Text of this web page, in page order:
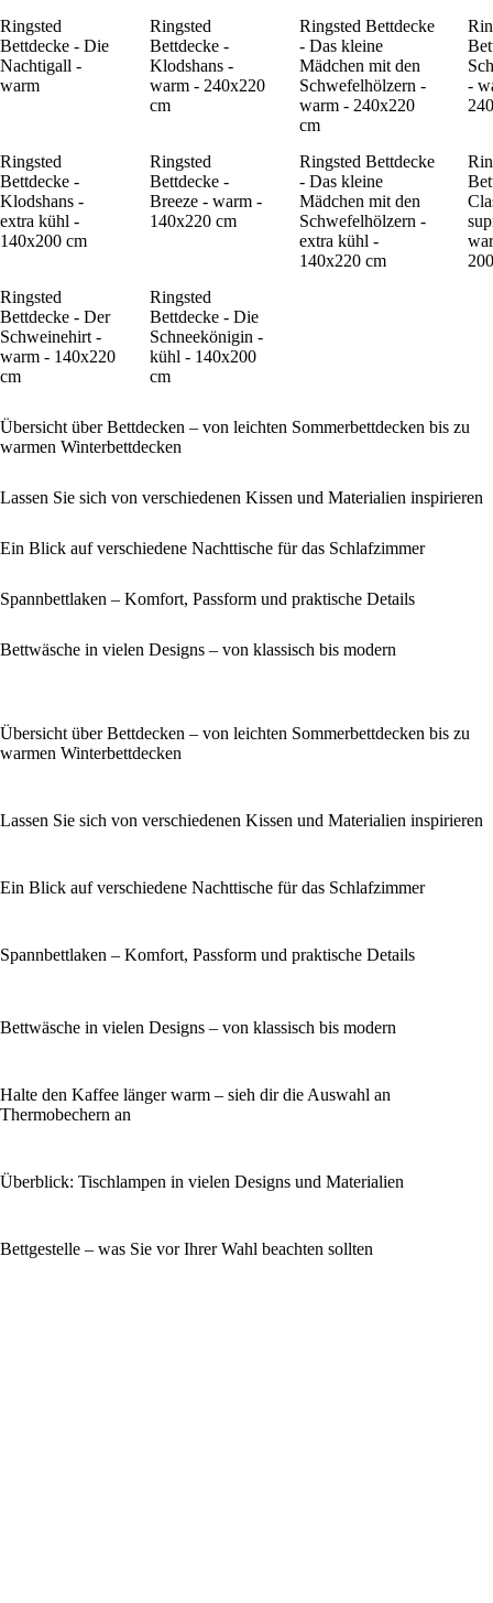
Ringsted
Bettdecke - Die
Nachtigall -
warm
Ringsted
Bettdecke -
Klodshans -
warm - 240x220
cm
Ringsted Bettdecke
- Das kleine
Mädchen mit den
Schwefelhölzern -
warm - 240x220
cm
-
Ringsted
Bettdecke -
Klodshans -
extra kühl -
140x200 cm
Ringsted
Bettdecke -
Breeze - warm -
140x220 cm
Ringsted Bettdecke
- Das kleine
Mädchen mit den
Schwefelhölzern -
extra kühl -
140x220 cm
Ringsted
Bettdecke - Der
Schweinehirt -
warm - 140x220
cm
Ringsted
Bettdecke - Die
Schneekönigin -
kühl - 140x200
cm
Übersicht über Bettdecken – von leichten Sommerbettdecken bis zu
warmen Winterbettdecken
Lassen Sie sich von verschiedenen Kissen und Materialien inspirieren
Ein Blick auf verschiedene Nachttische für das Schlafzimmer
Spannbettlaken – Komfort, Passform und praktische Details
Bettwäsche in vielen Designs – von klassisch bis modern
Übersicht über Bettdecken – von leichten Sommerbettdecken bis zu
warmen Winterbettdecken
Lassen Sie sich von verschiedenen Kissen und Materialien inspirieren
Ein Blick auf verschiedene Nachttische für das Schlafzimmer
Spannbettlaken – Komfort, Passform und praktische Details
Bettwäsche in vielen Designs – von klassisch bis modern
Halte den Kaffee länger warm – sieh dir die Auswahl an
Thermobechern an
Überblick: Tischlampen in vielen Designs und Materialien
Bettgestelle – was Sie vor Ihrer Wahl beachten sollten